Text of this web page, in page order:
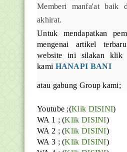
Memberi manfa'at baik
akhirat.
Untuk mendapatkan
mengenai artikel
website ini silakan klik
kami HANAPI BANI
atau gabung Group kami;
Youtube ;(Klik DISINI)
WA 1 ; (Klik DISINI)
WA 2 ; (Klik DISINI)
WA 3 ; (Klik DISINI)